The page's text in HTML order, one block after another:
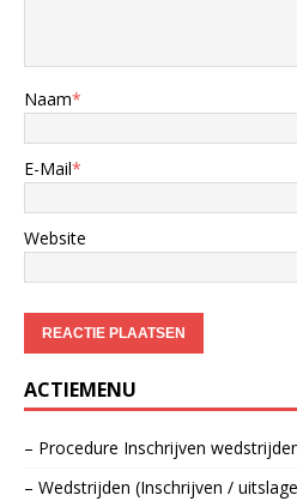
Naam*
E-Mail*
Website
ACTIEMENU
– Procedure Inschrijven
– Wedstrijden (Inschrijven /